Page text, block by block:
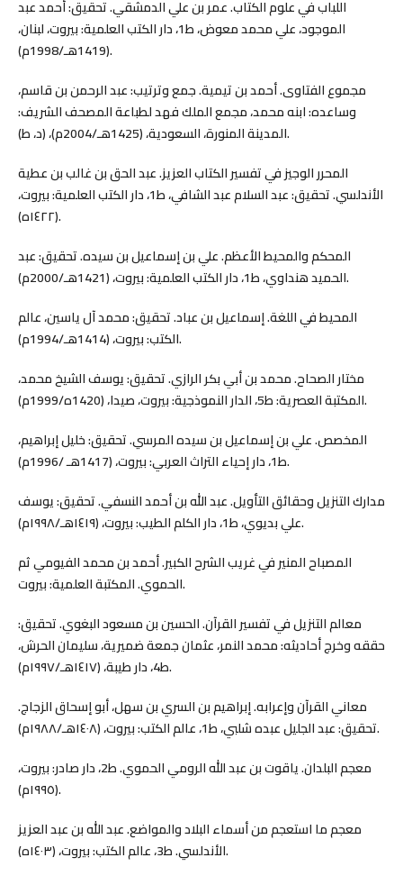
اللباب في علوم الكتاب. عمر بن علي الدمشقي. تحقيق: أحمد عبد
الموجود، علي محمد معوض، ط1، دار الكتب العلمية: بيروت، لبنان،
(1419هـ/1998م).
مجموع الفتاوى. أحمد بن تيمية. جمع وترتيب: عبد الرحمن بن قاسم،
وساعده: ابنه محمد، مجمع الملك فهد لطباعة المصحف الشريف:
المدينة المنورة، السعودية، (1425هـ/2004م)، (د، ط).
المحرر الوجيز في تفسير الكتاب العزيز. عبد الحق بن غالب بن عطية
الأندلسي. تحقيق: عبد السلام عبد الشافي، ط1، دار الكتب العلمية: بيروت،
(١٤٢٢ه).
المحكم والمحيط الأعظم. علي بن إسماعيل بن سيده. تحقيق: عبد
الحميد هنداوي، ط1، دار الكتب العلمية: بيروت، (1421هـ/2000م).
المحيط في اللغة. إسماعيل بن عباد. تحقيق: محمد آل ياسين، عالم
الكتب: بيروت، (1414هـ/1994م).
مختار الصحاح. محمد بن أبي بكر الرازي. تحقيق: يوسف الشيخ محمد،
المكتبة العصرية: ط5، الدار النموذجية: بيروت، صيدا، (1420ه/1999م).
المخصص. علي بن إسماعيل بن سيده المرسي. تحقيق: خليل إبراهيم،
ط1، دار إحياء التراث العربي: بيروت، (1417هـ /1996م).
مدارك التنزيل وحقائق التأويل. عبد الله بن أحمد النسفي. تحقيق: يوسف
علي بديوي، ط1، دار الكلم الطيب: بيروت، (١٤١٩هـ/١٩٩٨م).
المصباح المنير في غريب الشرح الكبير. أحمد بن محمد الفيومي ثم
الحموي. المكتبة العلمية: بيروت.
معالم التنزيل في تفسير القرآن. الحسين بن مسعود البغوي. تحقيق:
حققه وخرج أحاديثه: محمد النمر، عثمان جمعة ضميرية، سليمان الحرش،
ط4، دار طيبة، (١٤١٧هـ/١٩٩٧م).
معاني القرآن وإعرابه. إبراهيم بن السري بن سهل، أبو إسحاق الزجاج.
تحقيق: عبد الجليل عبده شلبي، ط1، عالم الكتب: بيروت، (١٤٠٨هـ/١٩٨٨م).
معجم البلدان. ياقوت بن عبد الله الرومي الحموي. ط2، دار صادر: بيروت،
(١٩٩٥م).
معجم ما استعجم من أسماء البلاد والمواضع. عبد الله بن عبد العزيز
الأندلسي. ط3، عالم الكتب: بيروت، (١٤٠٣ه).